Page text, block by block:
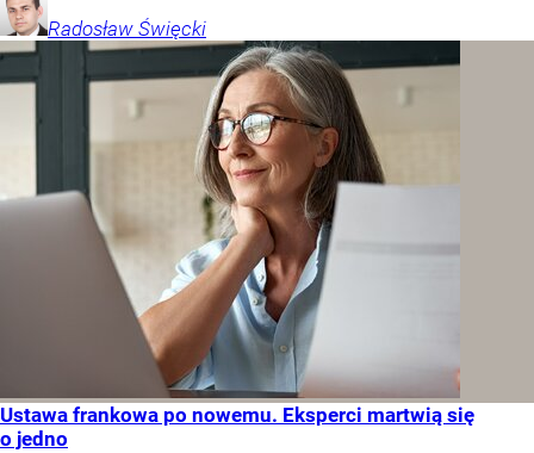
Radosław Święcki
Ustawa frankowa po nowemu. Eksperci martwią się
o jedno